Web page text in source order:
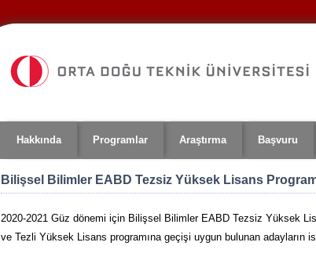
Hakkında Programlar Araştırma Başvuru
Bilişsel Bilimler EABD Tezsiz Yüksek Lisans
2020-2021 Güz dönemi için Bilişsel Bilimler EABD Tezsiz Yüksek
ve Tezli Yüksek Lisans programına geçişi uygun bulunan adayların